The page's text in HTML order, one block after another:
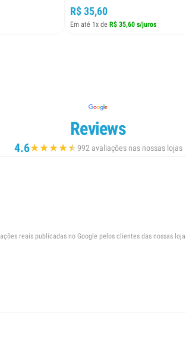
R$ 35,60
Em até 1x de R$ 35,60 s/juros
Reviews
4.6★★★★★
★992 avaliações nas nossas lojas
reais publicadas no Google pelos clientes das nossas